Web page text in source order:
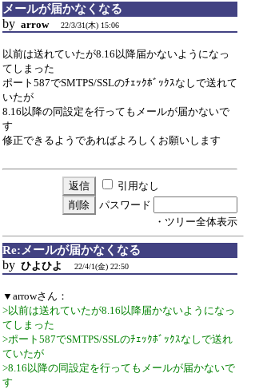
メールが届かなくなる
by arrow 22/3/31(木) 15:06
以前は送れていたが8.16以降届かないようになっ
てしまった
ポート587でSMTPS/SSLのﾁｪｯｸﾎﾞｯｸｽなしで送れて
いたが
8.16以降の同設定を行ってもメールが届かないで
す
修正できるようであればよろしくお願いします
引用なし
パスワード
・ツリー全体表示
Re:メールが届かなくなる
by ひよひよ 22/4/1(金) 22:50
▼arrowさん：
>以前は送れていたが8.16以降届かないようになっ
てしまった
>ポート587でSMTPS/SSLのﾁｪｯｸﾎﾞｯｸｽなしで送れ
ていたが
>8.16以降の同設定を行ってもメールが届かないで
す